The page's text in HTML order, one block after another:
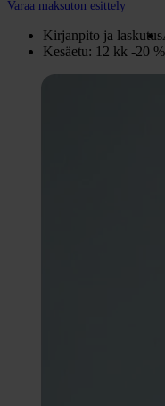
Varaa maksuton esittely
Kirjanpito ja laskutus
Kesäetu: 12 kk -20 %